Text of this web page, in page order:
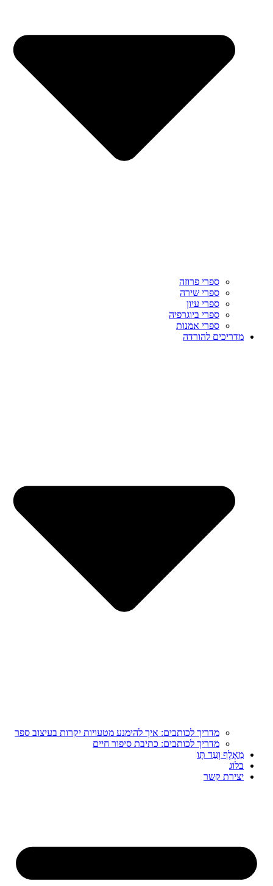
ספרי פרוזה
ספרי שירה
ספרי עיון
ספרי ביוגרפיה
ספרי אמנות
מדריכים להורדה
מדריך לכותבים: איך להימנע מטעויות יקרות בעיצוב ספר
מדריך לכותבים: כתיבת סיפור חיים
מֵאָלֶף וְעַד תָּו
בלוג
יצירת קשר